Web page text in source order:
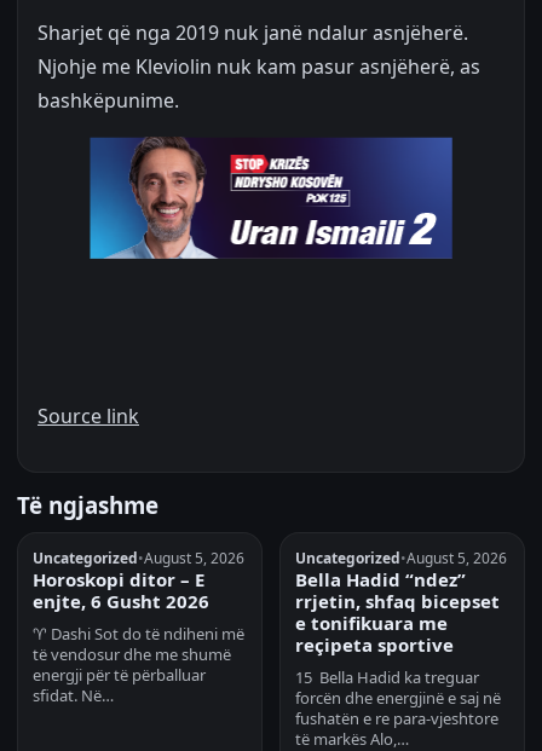
Sharjet që nga 2019 nuk janë ndalur asnjëherë.
Njohje me Kleviolin nuk kam pasur asnjëherë, as
bashkëpunime.
Source link
Të ngjashme
Uncategorized•August 5, 2026
Horoskopi ditor – E
enjte, 6 Gusht 2026
♈ Dashi Sot do të ndiheni më
të vendosur dhe me shumë
energji për të përballuar
sfidat. Në…
Uncategorized•August 5, 2026
Bella Hadid “ndez”
rrjetin, shfaq bicepset
e tonifikuara me
reçipeta sportive
15 Bella Hadid ka treguar
forcën dhe energjinë e saj në
fushatën e re para-vjeshtore
të markës Alo,…